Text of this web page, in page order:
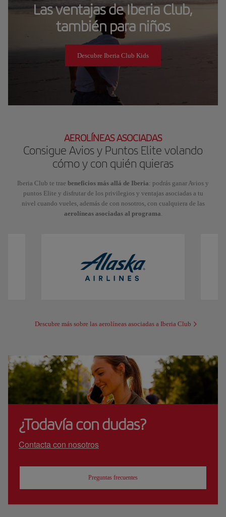
Las ventajas de Iberia Club,
también para niños
Descubre Iberia Club Kids
AEROLÍNEAS ASOCIADAS
Consigue Avios y Puntos Elite volando
cómo y con quién quieras
Iberia Club te trae beneficios más allá de Iberia: podrás ganar Avios y
puntos Elite y disfrutar de los privilegios y ventajas asociadas a tu
nivel cuando vueles, además de con nosotros, con cualquiera de las
aerolíneas asociadas al programa.
Descubre más sobre las aerolíneas asociadas a Iberia Club
¿Todavía con dudas?
Contacta con nosotros
Preguntas frecuentes